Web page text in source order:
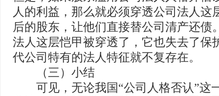
人的利益，那么就必须穿透公司法人这
后的股东，让他们直接替公司清产还债
法人这层恺甲被穿透了，它也失去了保
代公司特有的法人特征就不复存在。
（三）小结
可见，无论我国“公司人格否认”这